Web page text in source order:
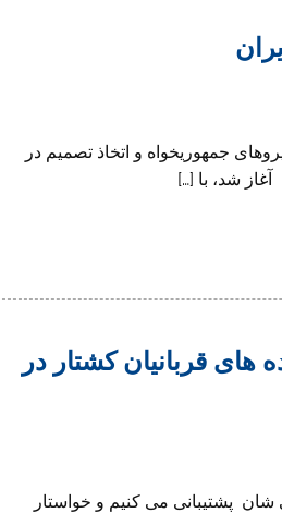
جمهوریخواه و اتخاذ تصمیم در
شد، با […]
قربانیان کشتار در
شان پشتیبانی می کنیم و خواستار